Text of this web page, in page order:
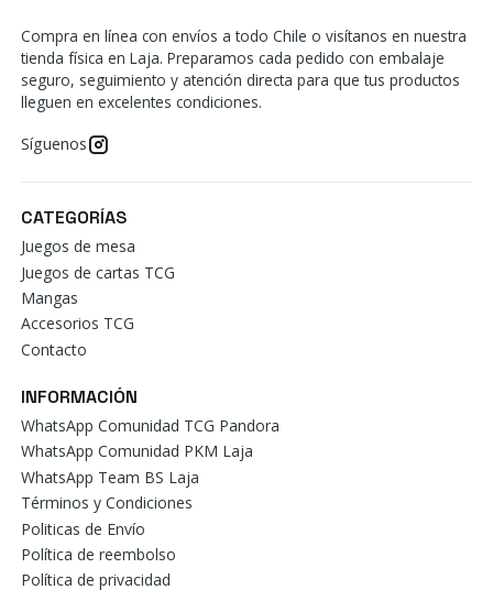
Compra en línea con envíos a todo Chile o visítanos en nuestra
tienda física en Laja. Preparamos cada pedido con embalaje
seguro, seguimiento y atención directa para que tus productos
lleguen en excelentes condiciones.
Síguenos
CATEGORÍAS
Juegos de mesa
Juegos de cartas TCG
Mangas
Accesorios TCG
Contacto
INFORMACIÓN
WhatsApp Comunidad TCG Pandora
WhatsApp Comunidad PKM Laja
WhatsApp Team BS Laja
Términos y Condiciones
Politicas de Envío
Política de reembolso
Política de privacidad